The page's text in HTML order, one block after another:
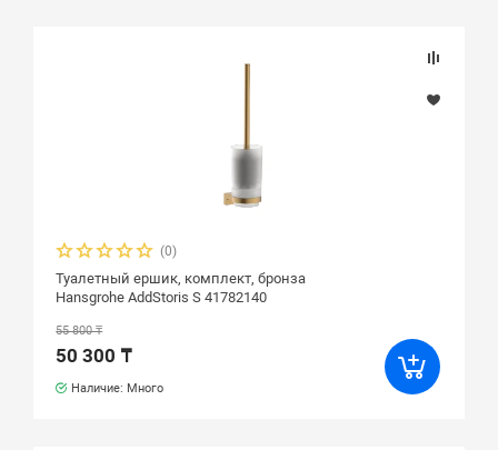
(0)
Туалетный ершик, комплект, бронза
Hansgrohe AddStoris S 41782140
55 800 ₸
50 300 ₸
Наличие: Много